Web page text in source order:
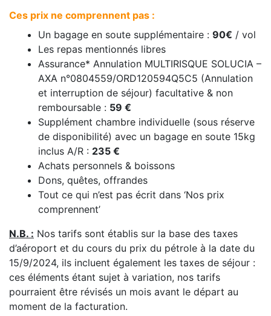
Ces prix ne comprennent pas :
Un bagage en soute supplémentaire : 90€ / vol
Les repas mentionnés libres
Assurance* Annulation MULTIRISQUE SOLUCIA –
AXA n°0804559/ORD120594Q5C5 (Annulation
et interruption de séjour) facultative & non
remboursable : 59 €
Supplément chambre individuelle (sous réserve
de disponibilité) avec un bagage en soute 15kg
inclus A/R : 235 €
Achats personnels & boissons
Dons, quêtes, offrandes
Tout ce qui n’est pas écrit dans ‘Nos prix
comprennent’
N.B. : Nos tarifs sont établis sur la base des taxes
d’aéroport et du cours du prix du pétrole à la date du
15/9/2024, ils incluent également les taxes de séjour :
ces éléments étant sujet à variation, nos tarifs
pourraient être révisés un mois avant le départ au
moment de la facturation.